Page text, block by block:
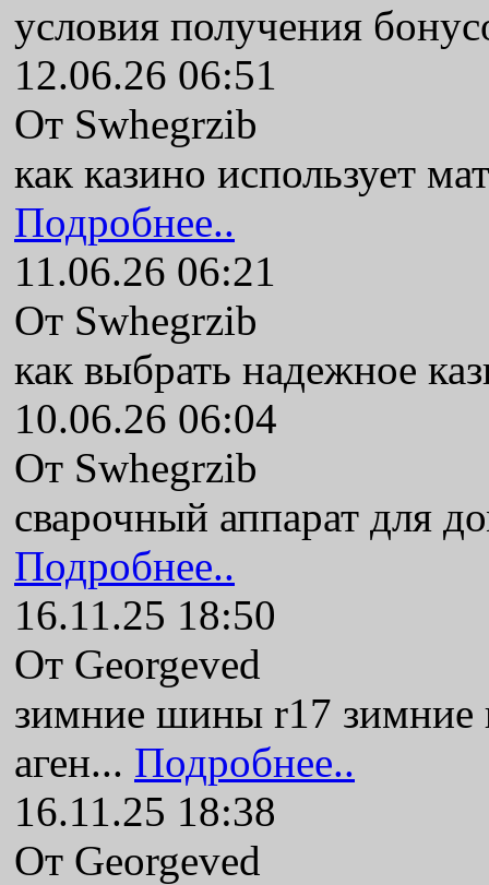
условия получения
12.06.26 06:51
От Swhegrzib
как казино использует
Подробнее..
11.06.26 06:21
От Swhegrzib
как выбрать надежное
10.06.26 06:04
От Swhegrzib
сварочный аппарат для
Подробнее..
16.11.25 18:50
От Georgeved
зимние шины r17
аген... Подробнее..
16.11.25 18:38
От Georgeved